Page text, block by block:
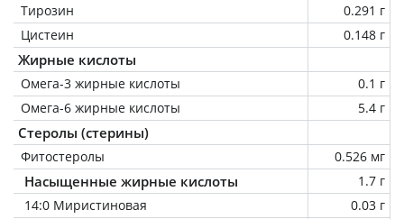
Тирозин
0.291 г
Цистеин
0.148 г
Жирные кислоты
Омега-3 жирные кислоты
0.1 г
Омега-6 жирные кислоты
5.4 г
Стеролы (стерины)
Фитостеролы 0.526 мг
Насыщенные жирные кислоты
1.7 г
14:0 Миристиновая
0.03 г